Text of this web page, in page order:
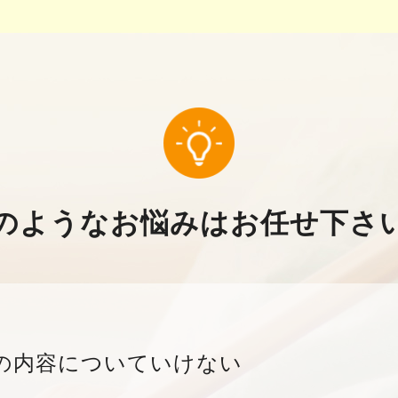
ようなお悩みはお任せ下さ
内容についていけない